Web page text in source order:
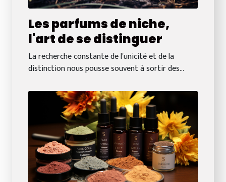
Les parfums de niche,
l'art de se distinguer
La recherche constante de l'unicité et de la
distinction nous pousse souvent à sortir des...